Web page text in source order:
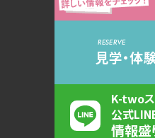
RESERVE
見学・体
K-two
公式
情報盛